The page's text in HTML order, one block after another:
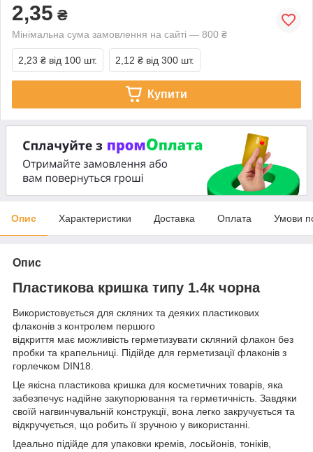
2,35 ₴
Мінімальна сума замовлення на сайті — 800 ₴
2,23 ₴ від 100 шт. 2,12 ₴ від 300 шт.
Купити
Опис Характеристики Доставка Оплата Умови
Опис
Пластикова кришка типу 1.4к чорна
Використовується для скляних та деяких пластикових
флаконів з контролем першого
відкриття має можливість герметизувати скляний флакон без
пробки та крапельниці. Підійде для герметизації флаконів з
горлечком DIN18.
Це якісна пластикова кришка для косметичних товарів, яка
забезпечує надійне закупорювання та герметичність. Завдяки
своїй нагвинчувальній конструкції, вона легко закручується та
відкручується, що робить її зручною у використанні.
Ідеально підійде для упаковки кремів, лосьйонів, тоніків,